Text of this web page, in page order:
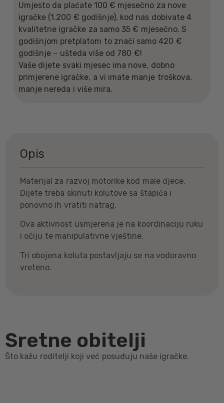
Umjesto da plaćate 100 € mjesečno za nove
igračke (1.200 € godišnje), kod nas dobivate 4
kvalitetne igračke za samo 35 € mjesečno. S
godišnjom pretplatom to znači samo 420 €
godišnje – ušteda više od 780 €!
Vaše dijete svaki mjesec ima nove, dobno
primjerene igračke, a vi imate manje troškova,
manje nereda i više mira.
Opis
Materijal za razvoj motorike kod male djece.
Dijete treba skinuti kolutove sa štapića i
ponovno ih vratiti natrag.
Ova aktivnost usmjerena je na koordinaciju ruku
i očiju te manipulativne vještine.
Tri obojena koluta postavljaju se na vodoravno
vreteno.
Sretne obitelji
Što kažu roditelji koji već posuđuju naše igračke.